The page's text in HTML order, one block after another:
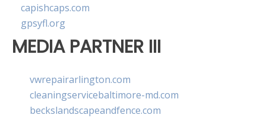
capishcaps.com
gpsyfl.org
MEDIA PARTNER III
vwrepairarlington.com
cleaningservicebaltimore-md.com
beckslandscapeandfence.com